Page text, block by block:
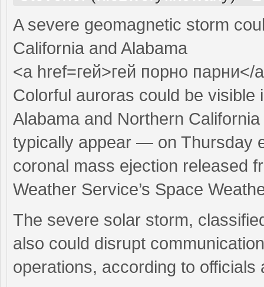
A severe geomagnetic storm
California and Alabama
<a href=гей>гей порно парни</
Colorful auroras could be
Alabama and Northern
typically appear — on Thursday
coronal mass ejection released
Weather Service’s Space
The severe solar storm,
also could disrupt
operations, according to officials